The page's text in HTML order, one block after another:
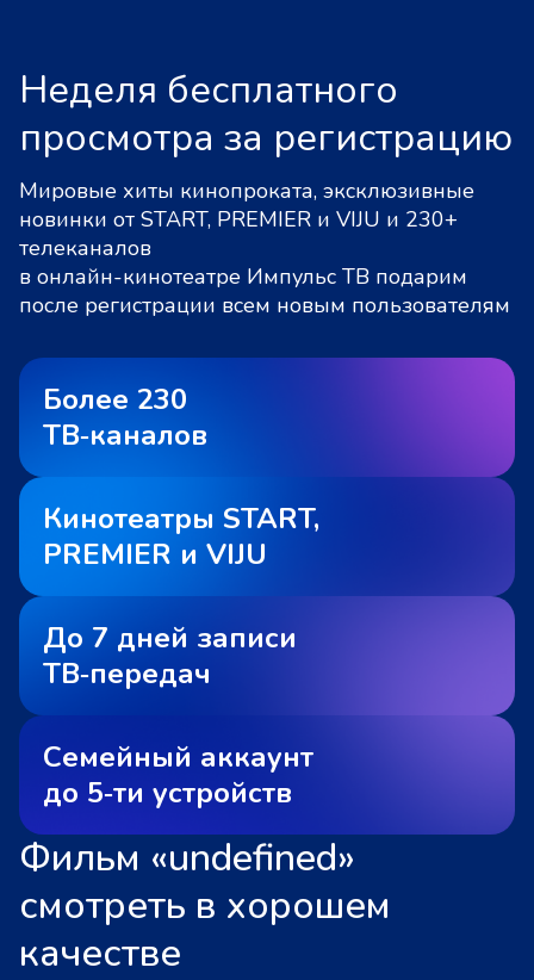
Неделя бесплатного
просмотра за регистрацию
Мировые хиты кинопроката, эксклюзивные
новинки от START, PREMIER и VIJU и 230+
телеканалов
в онлайн-кинотеатре Импульс ТВ подарим
после регистрации всем новым пользователям
Более 230
ТВ‑каналов
Кинотеатры START,
PREMIER и VIJU
До 7 дней записи
ТВ‑передач
Семейный аккаунт
до 5‑ти устройств
Фильм «undefined»
смотреть в хорошем
качестве